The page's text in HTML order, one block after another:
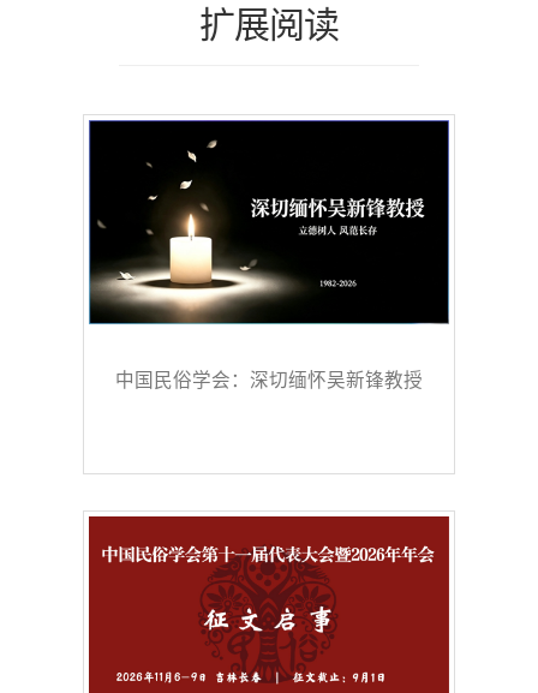
扩展阅读
中国民俗学会：深切缅怀吴新锋教授